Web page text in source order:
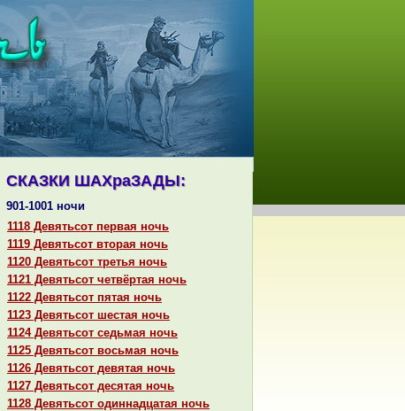
СКАЗКИ ШАХpaЗАДЫ:
901-1001 ночи
1118 Девятьсот первая ночь
1119 Девятьсот втоpaя ночь
1120 Девятьсот третья ночь
1121 Девятьсот четвёртая ночь
1122 Девятьсот пятая ночь
1123 Девятьсот шестая ночь
1124 Девятьсот седьмая ночь
1125 Девятьсот восьмая ночь
1126 Девятьсот девятая ночь
1127 Девятьсот десятая ночь
1128 Девятьсот одиннaдцатая ночь